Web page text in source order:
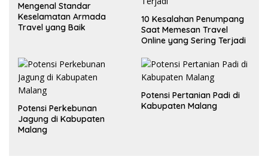
Mengenal Standar
Keselamatan Armada
Travel yang Baik
10 Kesalahan Penumpang
Saat Memesan Travel
Online yang Sering Terjadi
Potensi Perkebunan
Jagung di Kabupaten
Malang
Potensi Pertanian Padi di
Kabupaten Malang